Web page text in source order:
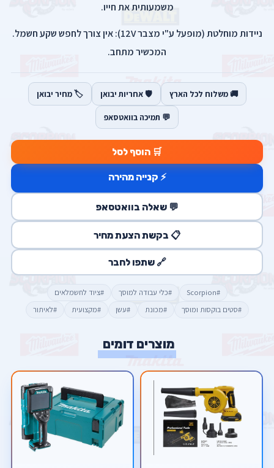
משמעותית את חייו.
ניידות מוחלטת (מופעל ע"י מצבר 12V): אין צורך לחפש שקע חשמל.
המכשיר מתחב.
🚚 משלוח לכל הארץ 🛡️ אחריות יבואן 🏷️ מחיר יבואן
💬 תמיכה בוואטסאפ
🛒 הוסף לסל
⚡ קנייה מהירה
💬 שאלה בוואטסאפ
📋 בקשת הצעת מחיר
🔗 שתפו לחבר
#Scorpion #כלי עבודה למוסך
#ציוד לחשמלאים
#סטים בוקסות ומוסך
#מכונת #עשן #מקצועית #לאיתור
מוצרים דומים